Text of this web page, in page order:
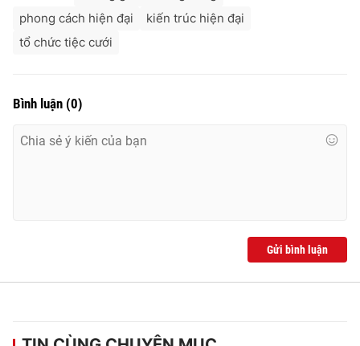
phong cách hiện đại
kiến trúc hiện đại
tổ chức tiệc cưới
Bình luận (0)
Gửi bình luận